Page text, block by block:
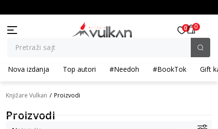
Pretraži sajt
0 0
Nova izdanja Top autori #Needoh #BookTok Gift
Knjižare Vulkan Proizvodi
Proizvodi